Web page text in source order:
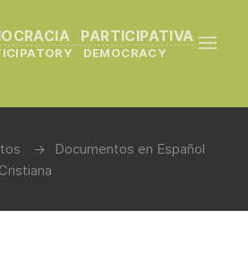
PARTICIPATIVA
DEMOCRACY
Documentos en Español